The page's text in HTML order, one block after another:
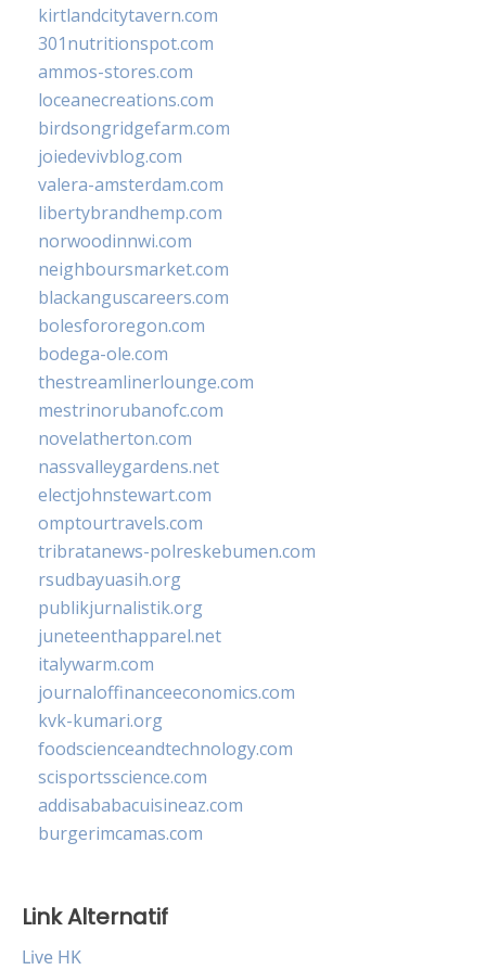
kirtlandcitytavern.com
301nutritionspot.com
ammos-stores.com
loceanecreations.com
birdsongridgefarm.com
joiedevivblog.com
valera-amsterdam.com
libertybrandhemp.com
norwoodinnwi.com
neighboursmarket.com
blackanguscareers.com
bolesfororegon.com
bodega-ole.com
thestreamlinerlounge.com
mestrinorubanofc.com
novelatherton.com
nassvalleygardens.net
electjohnstewart.com
omptourtravels.com
tribratanews-polreskebumen.com
rsudbayuasih.org
publikjurnalistik.org
juneteenthapparel.net
italywarm.com
journaloffinanceeconomics.com
kvk-kumari.org
foodscienceandtechnology.com
scisportsscience.com
addisababacuisineaz.com
burgerimcamas.com
Link Alternatif
Live HK